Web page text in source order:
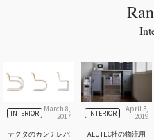
INTERIOR March 8,
2017
テクタのカンチレバ
INTERIOR April 3,
2019
ALUTEC社の物流用